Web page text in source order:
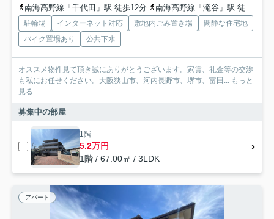
南海高野線「千代田」駅 徒歩12分
南海高野線「滝谷」駅 徒歩12分
駐輪場 インターネット対応 敷地内ごみ置き場
閑静な住宅地
バイク置場あり
公共下水
オススメ物件見て頂き誠にありがとうございます。家賃、礼金等の交渉
も私にお任せください。大阪狭山市、河内長野市、堺市、富田...
もっと
見る
募集中の部屋
1階
5.2万円
1階 / 67.00㎡ / 3LDK
アパート